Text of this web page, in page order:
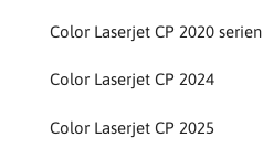
Color Laserjet CP 2020 serien
Color Laserjet CP 2024
Color Laserjet CP 2025